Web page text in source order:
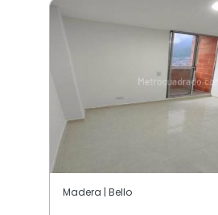
Madera | Bello